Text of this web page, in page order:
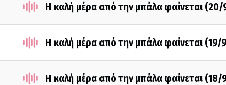
Η καλή μέρα από την μπάλα φαίνεται
Η καλή μέρα από την μπάλα φαίνεται
Η καλή μέρα από την μπάλα φαίνεται